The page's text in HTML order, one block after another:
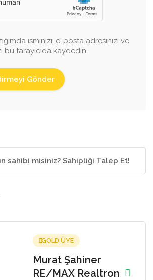
isminizi, e-posta adresinizi ve
bu tarayıcıda kaydedin.
sahibi misiniz? Sahipliği Talep Et!
Topcu & Dalan
Homes